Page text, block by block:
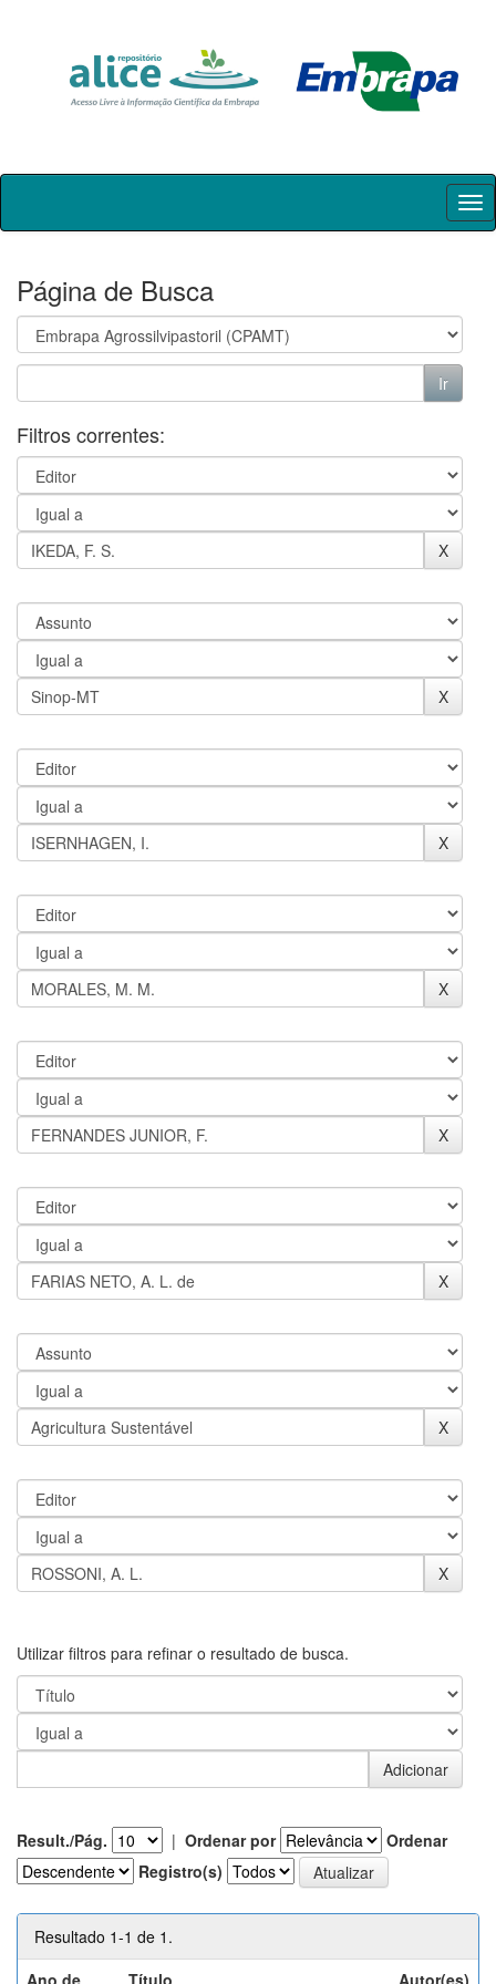
Skip
Página de Busca
Filtros correntes:
Utilizar filtros para refinar o resultado de busca.
Result./Pág. | Ordenar por
Ordenar
Registro(s)
Resultado 1-1 de 1.
Ano de
Título Autor(es)